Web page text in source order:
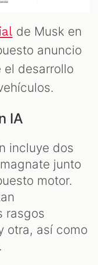
de Musk en
anuncio
desarrollo
IA
incluye dos
junto
motor.
rasgos
otra, así como